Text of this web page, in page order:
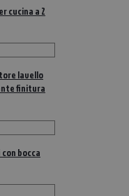
cucina a 2
lavello
finitura
bocca